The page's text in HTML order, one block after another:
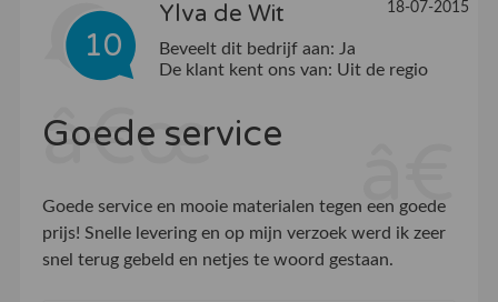
10
Ylva de Wit 18-07-2015
Beveelt dit bedrijf aan: Ja
De klant kent ons van: Uit de regio
Goede service
Goede service en mooie materialen tegen een goede
prijs! Snelle levering en op mijn verzoek werd ik zeer
snel terug gebeld en netjes te woord gestaan.